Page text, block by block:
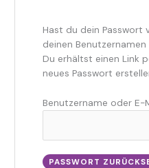
Hast du dein Passwort
deinen
Du erhältst einen Link
neues Passwort
Benutzername oder E-
PASSWORT